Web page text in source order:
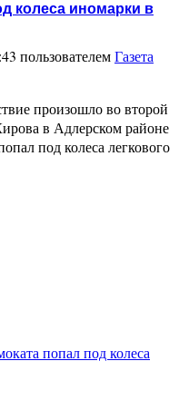
колеса иномарки в
пользователемГазета
произошло во второй
в Адлерском районе
под колеса легкового
попал под колеса